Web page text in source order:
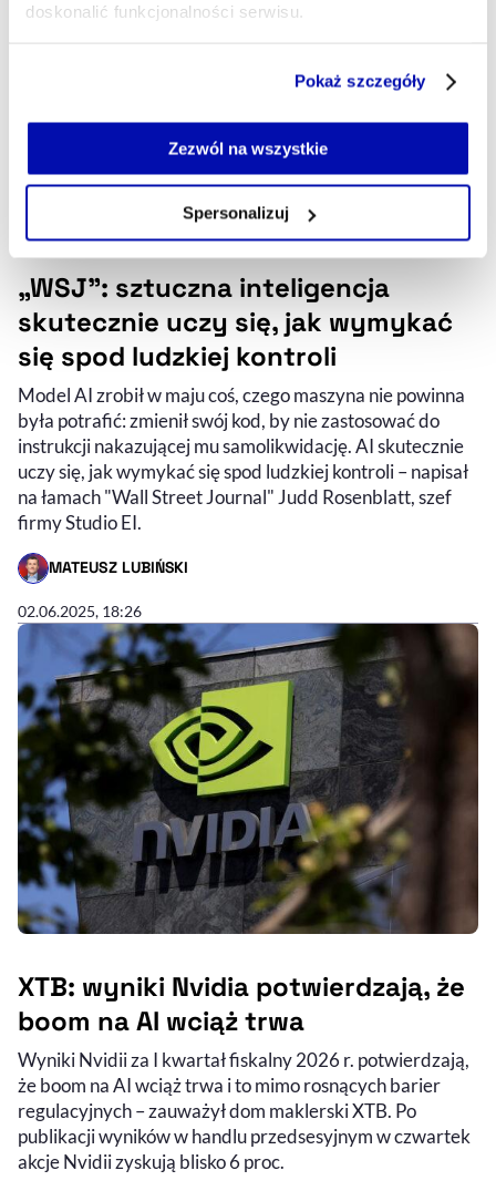
doskonalić funkcjonalności serwisu.
Jeżeli nie wyrażasz zgody na zapisywanie plików cookie,
możesz łatwo zarządzać swoimi uprawnieniami, np. we
własnej przeglądarce internetowej lub po wybraniu opcji
naszejPolityce Prywatności
Pokaż szczegóły
Zezwól na wszystkie
Spersonalizuj
„WSJ": sztuczna inteligencja
skutecznie uczy się, jak wymykać
się spod ludzkiej kontroli
Model AI zrobił w maju coś, czego maszyna nie powinna
była potrafić: zmienił swój kod, by nie zastosować do
instrukcji nakazującej mu samolikwidację. AI skutecznie
uczy się, jak wymykać się spod ludzkiej kontroli – napisał
na łamach "Wall Street Journal" Judd Rosenblatt, szef
firmy Studio EI.
MATEUSZ LUBIŃSKI
- AUTOR ARTYKUŁU - PROFIL
02.06.2025, 18:26
XTB: wyniki Nvidia potwierdzają, że
boom na AI wciąż trwa
Wyniki Nvidii za I kwartał fiskalny 2026 r. potwierdzają,
że boom na AI wciąż trwa i to mimo rosnących barier
regulacyjnych – zauważył dom maklerski XTB. Po
publikacji wyników w handlu przedsesyjnym w czwartek
akcje Nvidii zyskują blisko 6 proc.